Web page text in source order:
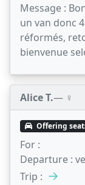
Message :
un van donc
réformés,
bienvenue
Alice T.— ♀️
Offering
For :
Departure :
Trip : →